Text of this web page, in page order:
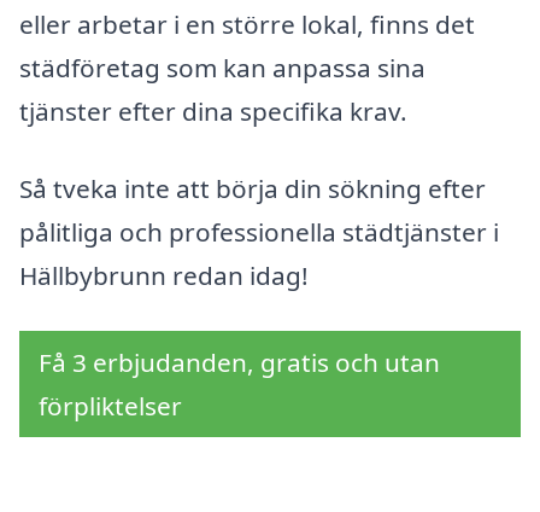
eller arbetar i en större lokal, finns det
städföretag som kan anpassa sina
tjänster efter dina specifika krav.
Så tveka inte att börja din sökning efter
pålitliga och professionella städtjänster i
Hällbybrunn redan idag!
Få 3 erbjudanden, gratis och utan
förpliktelser